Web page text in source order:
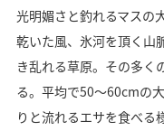
光明媚さと釣れるマスの
乾いた風、氷河を頂く山
き乱れる草原。その多く
る。平均で50～60cmの
りと流れるエサを食べる